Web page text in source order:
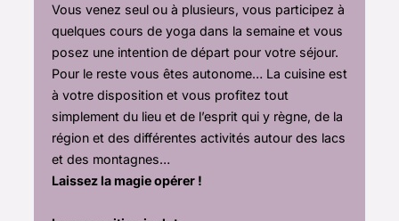
Vous venez seul ou à plusieurs, vous participez à
quelques cours de yoga dans la semaine et vous
posez une intention de départ pour votre séjour.
Pour le reste vous êtes autonome… La cuisine est
à votre disposition et vous profitez tout
simplement du lieu et de l’esprit qui y règne, de la
région et des différentes activités autour des lacs
et des montagnes…
Laissez la magie opérer !